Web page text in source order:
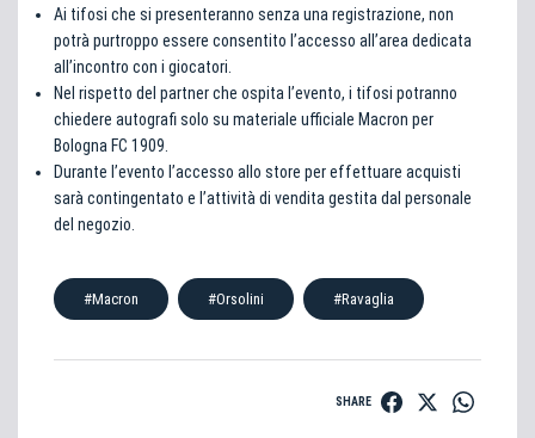
Ai tifosi che si presenteranno senza una registrazione, non
potrà purtroppo essere consentito l’accesso all’area dedicata
all’incontro con i giocatori.
Nel rispetto del partner che ospita l’evento, i tifosi potranno
chiedere autografi solo su materiale ufficiale Macron per
Bologna FC 1909.
Durante l’evento l’accesso allo store per effettuare acquisti
sarà contingentato e l’attività di vendita gestita dal personale
del negozio.
#Macron #Orsolini #Ravaglia
SHARE